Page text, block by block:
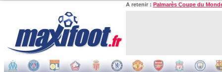
A retenir : Palmarès Coupe du